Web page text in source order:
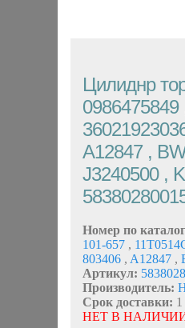
Цилиднр
0986475849
A12847 ,
J3240500 ,
Номер по
101-657 ,
803406 , A12847 ,
Артикул:
Производитель:
Срок доставки:
НЕТ В